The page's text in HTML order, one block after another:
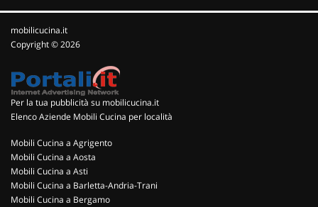
mobilicucina.it
Copyright © 2026
Per la tua pubblicità su mobilicucina.it
Elenco Aziende Mobili Cucina per località
Mobili Cucina a Agrigento
Mobili Cucina a Aosta
Mobili Cucina a Asti
Mobili Cucina a Barletta-Andria-Trani
Mobili Cucina a Bergamo